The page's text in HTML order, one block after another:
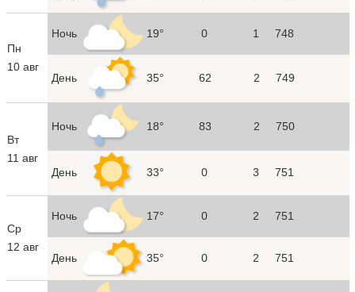
Пн
10 авг
Ночь 19° 0 1 748
День 35° 62 2 749
Вт
11 авг
Ночь 18° 83 2 750
День 33° 0 3 751
Ср
12 авг
Ночь 17° 0 2 751
День 35° 0 2 751